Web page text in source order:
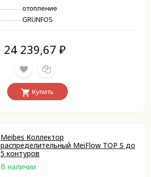
отопление
GRUNFOS
24 239,67 ₽
Купить
Meibes Коллектор
распределительный MeiFlow TOP S до
5 контуров
В наличии